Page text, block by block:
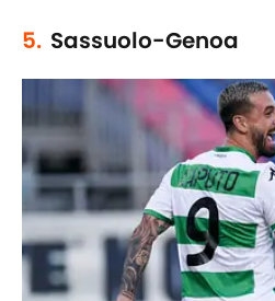
5. Sassuolo-Genoa